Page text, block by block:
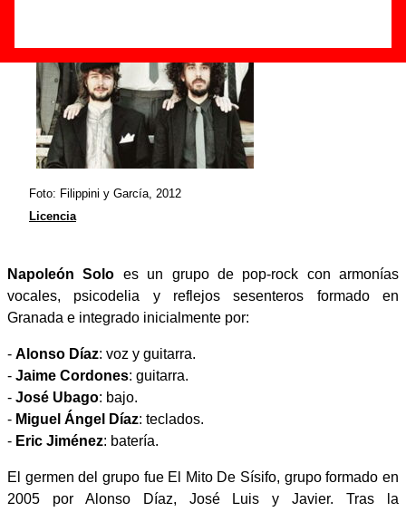
Foto: Filippini y García, 2012
Licencia
Napoleón Solo es un grupo de pop-rock con armonías
vocales, psicodelia y reflejos sesenteros formado en
Granada e integrado inicialmente por:
- Alonso Díaz: voz y guitarra.
- Jaime Cordones: guitarra.
- José Ubago: bajo.
- Miguel Ángel Díaz: teclados.
- Eric Jiménez: batería.
El germen del grupo fue El Mito De Sísifo, grupo formado en
2005 por Alonso Díaz, José Luis y Javier. Tras la